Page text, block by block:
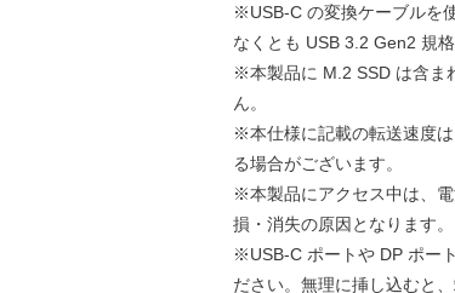
※USB-C の変換ケーブルを
なくとも USB 3.2 Gen2 規
※本製品に M.2 SSD は含ま
ん。
※本仕様に記載の転送速度
る場合がございます。
※本製品にアクセス中は、
損・消失の原因となります。
※USB-C ポートや DP ポー
ださい。無理に挿し込むと